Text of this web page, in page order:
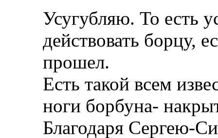
Усугубляю. То есть
действовать борцу,
прошел.
Есть такой всем
ноги борбуна-
Благодаря Сергею-